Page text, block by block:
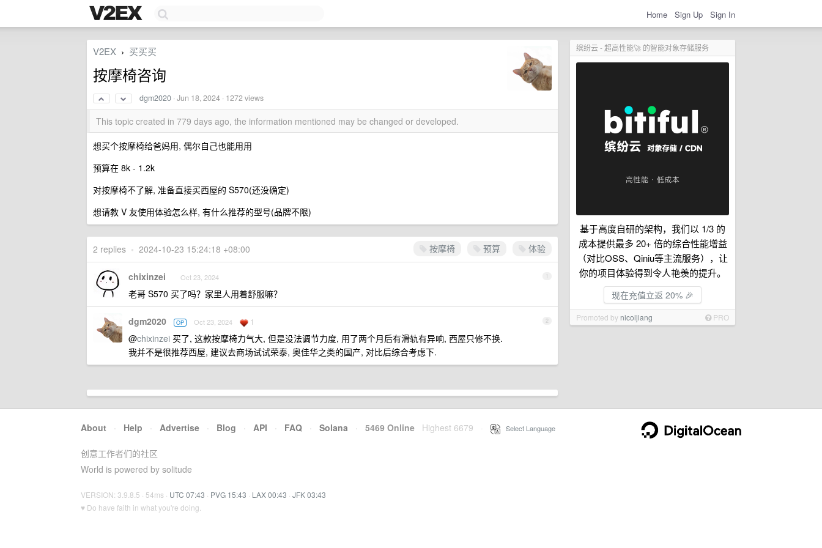
Home Sign Up Sign In
缤纷云 - 超高性能🚀 的智能对象存储服务
基于高度自研的架构，我们以 1/3 的
成本提供最多 20+ 倍的综合性能增益
（对比OSS、Qiniu等主流服务），让
你的项目体验得到令人艳羡的提升。
现在充值立返 20% 🎉
Promoted by nicoljiang PRO
V2EX › 买买买
按摩椅咨询
dgm2020 ·Jun 18, 2024 · 1272 views
This topic created in 779 days ago, the information mentioned may be changed or developed.
想买个按摩椅给爸妈用, 偶尔自己也能用用
预算在 8k - 1.2k
对按摩椅不了解, 准备直接买西屋的 S570(还没确定)
想请教 V 友使用体验怎么样, 有什么推荐的型号(品牌不限)
按摩椅 预算 体验
2 replies • 2024-10-23 15:24:18 +08:00
1
chixinzei Oct 23, 2024
老哥 S570 买了吗？家里人用着舒服嘛？
2
dgm2020 OP Oct 23, 2024 1
@chixinzei 买了, 这款按摩椅力气大, 但是没法调节力度, 用了两个月后有滑轨有异响, 西屋只修不换.
我并不是很推荐西屋, 建议去商场试试荣泰, 奥佳华之类的国产, 对比后综合考虑下.
About · Help · Advertise · Blog · API · FAQ · Solana · 5469 Online Highest 6679 Select Language
创意工作者们的社区
World is powered by solitude
VERSION: 3.9.8.5 · 54ms · UTC 07:43 · PVG 15:43 · LAX 00:43 · JFK 03:43
♥ Do have faith in what you're doing.